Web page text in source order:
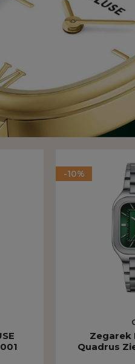
-10%
Zegarek
Quadrus